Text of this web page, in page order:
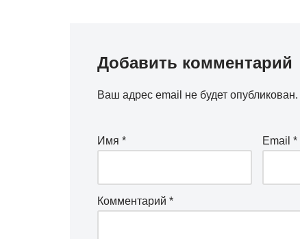
Добавить комментарий
Ваш адрес email не будет опубликован.
Имя * Email*
Комментарий *